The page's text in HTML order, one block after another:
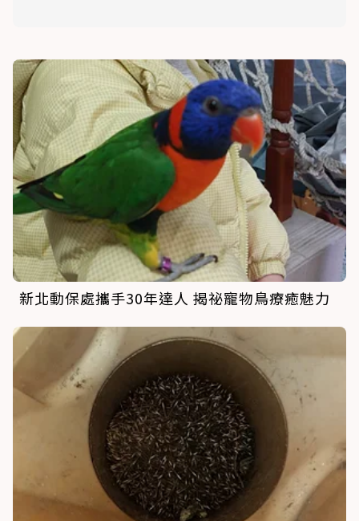
新北動保處攜手30年達人 揭祕寵物鳥療癒魅力